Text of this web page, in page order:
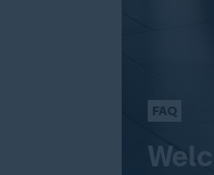
FAQ